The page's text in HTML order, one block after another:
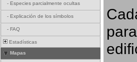
- Especies parcialmente ocultas
- Explicación de los símbolos
- FAQ
Estadísticas
Mapas